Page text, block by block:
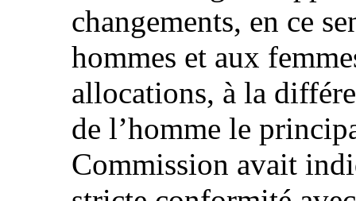
changements, en ce
hommes et aux
allocations, à la
de l’homme le
Commission avait